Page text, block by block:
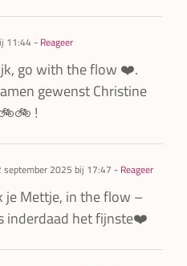
11:44 - Reageer
go with the flow ❤️.
gewenst Christine
!
september 2025 bij 17:47 - Reageer
je Mettje, in the flow –
inderdaad het fijnste❤️